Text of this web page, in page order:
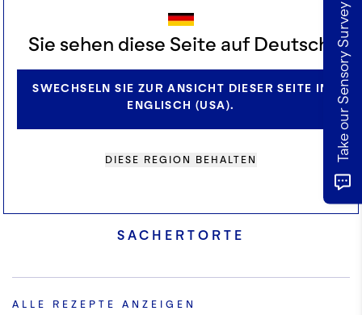
Sie sehen diese Seite auf Deutsch.
SWECHSELN SIE ZUR ANSICHT DIESER SEITE IN
ENGLISCH (USA).
DIESE REGION BEHALTEN
SACHERTORTE
ALLE REZEPTE ANZEIGEN
Take our Sensory Survey